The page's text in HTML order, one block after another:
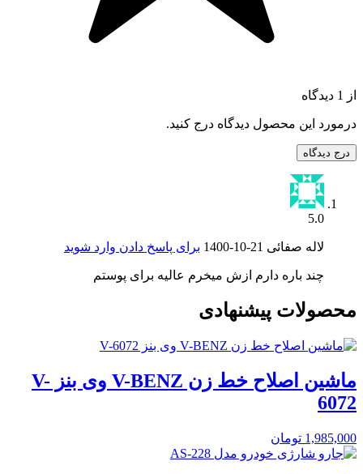
از 1 دیدگاه
درمورد این محصول دیدگاه درج کنید.
درج دیدگاه
5.0
لاله صفائی 1400-10-21 برای پاسخ دادن وارد شوید
چند باره دارم ازش میخرم عالیه برای پوستم
محصولات پیشنهادی
ماشین اصلاح خط زن V-BENZ وی بنز V-
6072
1,985,000 تومان